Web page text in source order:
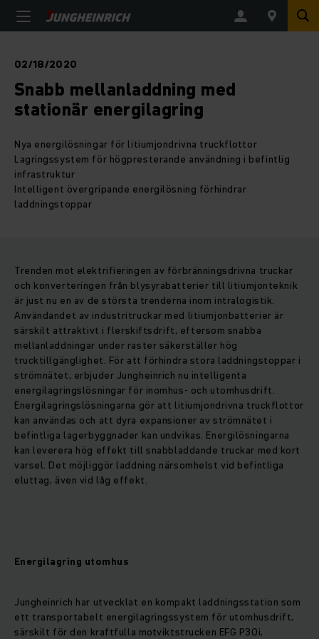
02/18/2020
Snabb mellanladdning med
stationär energilagring
Nya energilösningar för litiumjondrivna truckflottor
Lagringssystem för högpresterande användning i befintlig
infrastruktur
Intelligent övergripande energilösning förhindrar
laddningstoppar
Trenden mot elektrifieringen av förbränningsdrivna truckar
och konverteringen från blysyrabatterier till litiumjonteknik
är just nu en av de största trenderna inom intralogistik.
Användandet av industritruckar med litiumjonbatterier är
särskilt attraktivt i flerskiftsdrift, eftersom snabba
mellanladdningar under raster säkerställer hög
trucktillgänglighet. För att förhindra stora laddningstoppar i
strömnätet, erbjuder Jungheinrich nu intelligenta
energilagringslösningar för inomhus- och utomhusdrift.
Energilagringslösningarna gör att litiumjondrivna truckflottor
kan användas och att dyra expansioner av strömnätet i
befintliga lagerbyggnader kan undvikas. Energilösningarna
kan leverera hög effekt till snabbladdande truckar med kort
varsel. Det möjliggör laddning närsomhelst vid befintliga
eluttag, även vid låg effekt.
Energilagring utomhus
Jungheinrich har utvecklat en kompakt laddningsstation som
ett transportabelt energilagringssystem för utomhusdrift,
särskilt för den kraftfulla motviktstrucken EFG P30i,